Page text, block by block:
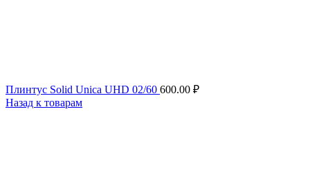
Плинтус Solid Unica UHD 02/60 600.00 ₽
Назад к товарам